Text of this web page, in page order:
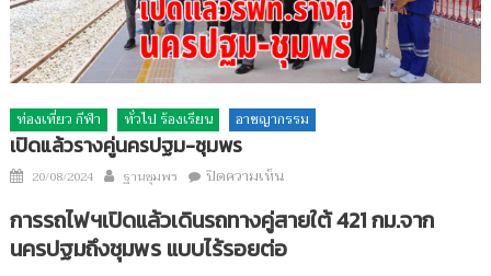
ท่องเที่ยว กีฬา ทั่วไป ร้องเรียน อาชญากรรม
เปิดแล้วรางคู่นครปฐม-ชุมพร
Posted
20/08/2024 Author
ฐานชุมพร ปิดความเห็นบน
แล้ว
ราง
การรถไฟฯเปิดแล้วเดินรถทางคู่สายใต้ 421 กม.จาก
นครปฐมถึงชุมพร แบบไร้รอยต่อ